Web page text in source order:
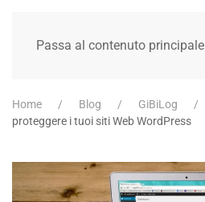
Passa al contenuto principale
Home Blog GiBiLog
proteggere i tuoi siti Web WordPress